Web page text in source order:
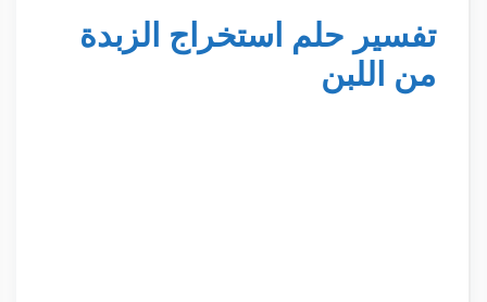
تفسير حلم استخراج الزبدة
من اللبن